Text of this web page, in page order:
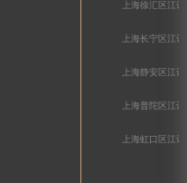
上海徐汇区江
上海长宁区江
上海静安区江
上海普陀区江
上海虹口区江